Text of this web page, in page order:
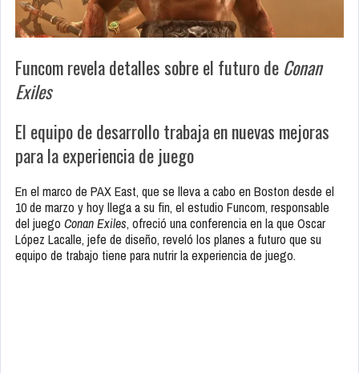
Funcom revela detalles sobre el futuro de Conan
Exiles
El equipo de desarrollo trabaja en nuevas mejoras
para la experiencia de juego
En el marco de PAX East, que se lleva a cabo en Boston desde el
10 de marzo y hoy llega a su fin, el estudio Funcom, responsable
del juego Conan Exiles, ofreció una conferencia en la que Oscar
López Lacalle, jefe de diseño, reveló los planes a futuro que su
equipo de trabajo tiene para nutrir la experiencia de juego.